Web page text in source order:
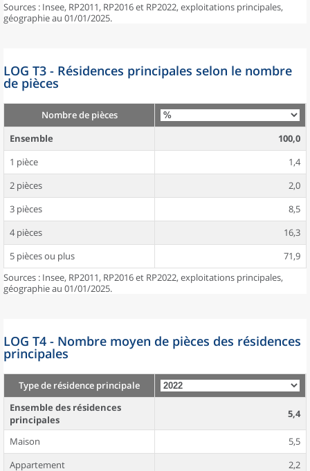
Sources : Insee, RP2011, RP2016 et RP2022, exploitations principales,
géographie au 01/01/2025.
LOG T3 - Résidences principales selon le nombre
de pièces
Nombre de pièces
Ensemble
100,0
1 pièce
1,4
2 pièces
2,0
3 pièces
8,5
4 pièces
16,3
5 pièces ou plus
71,9
Sources : Insee, RP2011, RP2016 et RP2022, exploitations principales,
géographie au 01/01/2025.
LOG T4 - Nombre moyen de pièces des résidences
principales
Type de résidence principale
Ensemble des résidences
principales
5,4
Maison
5,5
Appartement
2,2